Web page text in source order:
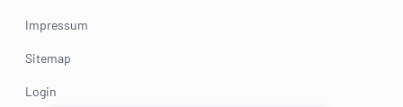
Impressum
Sitemap
Login